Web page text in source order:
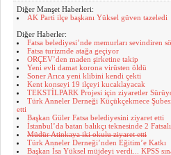
Diğer Manşet Haberleri:
AK Parti ilçe başkanı Yüksel güven tazeledi
Diğer Haberler:
Fatsa belediyesi’nde memurları sevindiren
Fatsa turizmde atağa geçiyor
ORÇEV’den maden şirketine takip
Yeni evli damat korona virüsten öldü
Soner Arıca yeni klibini kendi çekti
Kent konseyi 19 ilçeyi kucaklayacak
TEKSTİLPARK Projesi için ziyaretler
Türk Anneler Derneği Küçükçekmece
etti
Başkan Güler Fatsa belediyesini ziyaret etti
İstanbul’da batan balıkçı teknesinde 2
Müdür Atinkaya iki okulu ziyaret etti
Türk Anneler Derneği’nden Eğitim’e Katkı
Başkan İsa Yüksel müjdeyi verdi... KPSS